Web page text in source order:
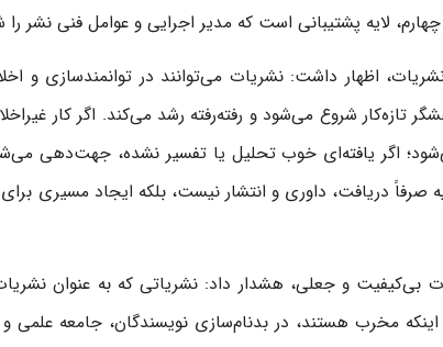
چهارم، لایه پشتیبانی است که مدیر اجرایی و عوامل فنی نشر
اظهار داشت: نشریات می‌توانند در توانمندسازی و
تازه‌کار شروع می‌شود و رفته‌رفته رشد می‌کند. اگر کار
اگر یافته‌ای خوب تحلیل یا تفسیر نشده، جهت‌دهی
دریافت، داوری و انتشار نیست، بلکه ایجاد مسیری
بی‌کیفیت و جعلی، هشدار داد: نشریاتی که به عنوان
مخرب هستند، در بدنام‌سازی نویسندگان، جامعه علمی و